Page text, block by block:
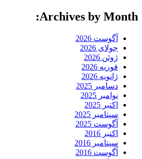
Archives by Month:
آگوست 2026
جولای 2026
ژوئن 2026
فوریه 2026
ژانویه 2026
دسامبر 2025
نوامبر 2025
اکتبر 2025
سپتامبر 2025
آگوست 2025
اکتبر 2016
سپتامبر 2016
آگوست 2016